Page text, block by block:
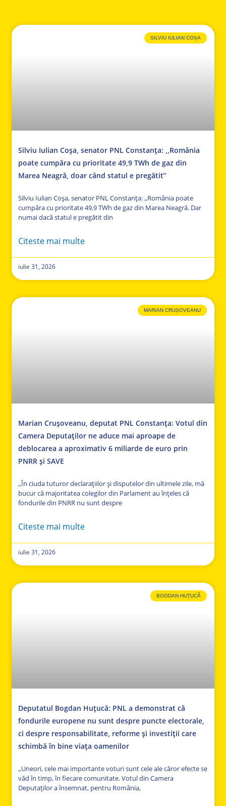
SILVIU IULIAN COȘA
Silviu Iulian Coșa, senator PNL Constanța: ,,România
poate cumpăra cu prioritate 49,9 TWh de gaz din
Marea Neagră, doar când statul e pregătit”
Silviu Iulian Coșa, senator PNL Constanța: ,,România poate
cumpăra cu prioritate 49,9 TWh de gaz din Marea Neagră. Dar
numai dacă statul e pregătit din
Citeste mai multe
iulie 31, 2026
MARIAN CRUȘOVEANU
Marian Crușoveanu, deputat PNL Constanța: Votul din
Camera Deputaților ne aduce mai aproape de
deblocarea a aproximativ 6 miliarde de euro prin
PNRR și SAVE
,,În ciuda tuturor declarațiilor și disputelor din ultimele zile, mă
bucur că majoritatea colegilor din Parlament au înțeles că
fondurile din PNRR nu sunt despre
Citeste mai multe
iulie 31, 2026
BOGDAN HUȚUCĂ
Deputatul Bogdan Huțucă: PNL a demonstrat că
fondurile europene nu sunt despre puncte electorale,
ci despre responsabilitate, reforme și investiții care
schimbă în bine viața oamenilor
,,Uneori, cele mai importante voturi sunt cele ale căror efecte se
văd în timp, în fiecare comunitate. Votul din Camera
Deputaților a însemnat, pentru România,